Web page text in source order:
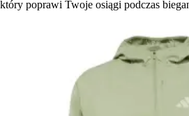
który poprawi Twoje osiągi podczas